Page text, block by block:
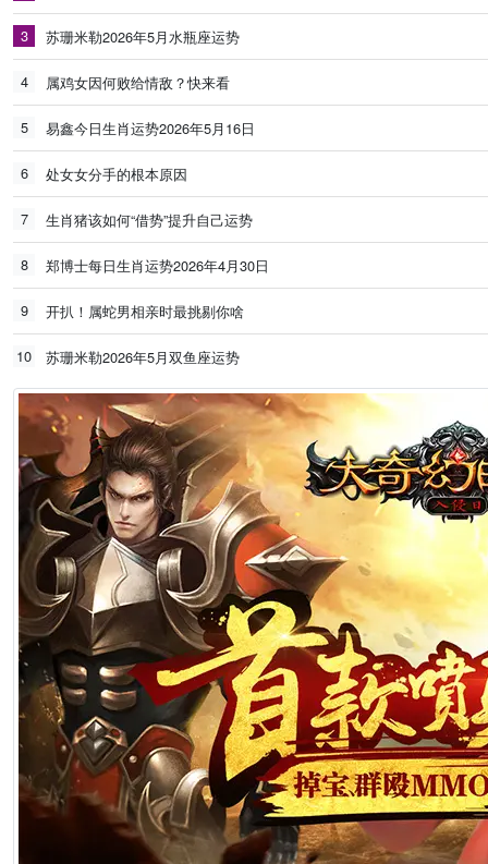
3 苏珊米勒2026年5月水瓶座运势
4 属鸡女因何败给情敌？快来看
5 易鑫今日生肖运势2026年5月16日
6 处女女分手的根本原因
7 生肖猪该如何“借势”提升自己运势
8 郑博士每日生肖运势2026年4月30日
9 开扒！属蛇男相亲时最挑剔你啥
10 苏珊米勒2026年5月双鱼座运势